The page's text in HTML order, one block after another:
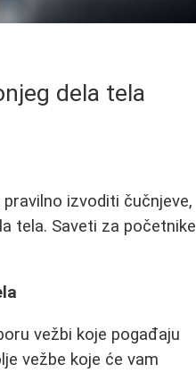
dela tela
izvoditi čučnjeve,
tela. Saveti za početnike
vežbi koje pogađaju
vežbe koje će vam